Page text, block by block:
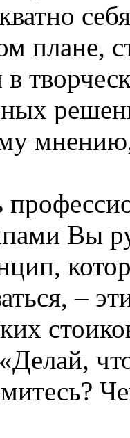
плане,
Вы
–